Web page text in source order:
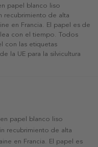
papel blanco liso
recubrimiento de alta
en Francia. El papel es de
con el tiempo. Todos
con las etiquetas
la UE para la silvicultura
papel blanco liso
recubrimiento de alta
en Francia. El papel es